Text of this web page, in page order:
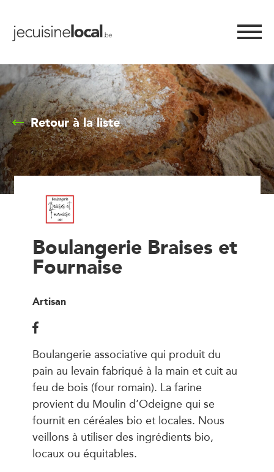
Retour à la liste
Boulangerie Braises et
Fournaise
Artisan
Boulangerie associative qui produit du
pain au levain fabriqué à la main et cuit au
feu de bois (four romain). La farine
provient du Moulin d’Odeigne qui se
fournit en céréales bio et locales. Nous
veillons à utiliser des ingrédients bio,
locaux ou équitables.